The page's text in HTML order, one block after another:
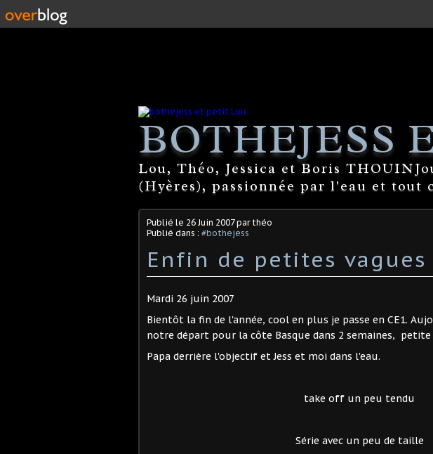
BOTHEJESS
Lou, Théo, Jessica et Boris
(Hyères), passionnée par l'eau et tout
Publié le 26 Juin 2007par théo
Publié dans : #bothejess
Enfin de petites vagues
Mardi 26 juin 2007
Bientôt la fin de l'année, cool en plus je passe en CE1.
notre départ pour la côte Basque dans 2 semaines, petite
Papa derrière l'objectif et Jess et moi dans l'eau.
take off un peu tendu
Série avec un peu de taille